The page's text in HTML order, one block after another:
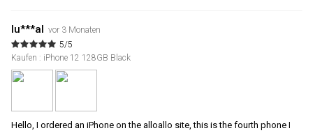
lu***al
vor 3 Monaten
5/5
Kaufen : iPhone 12 128GB Black
Hello, I ordered an iPhone on the alloallo site, this is the fourth phone I